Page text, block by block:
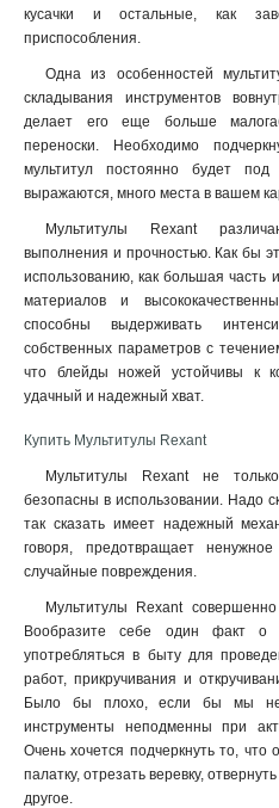
кусачки и остальные, как
приспособления.
Одна из особенностей
складывания инструментов
делает его еще больше
переноски. Необходимо
мультитул постоянно будет
выражаются, много места в вашем
Мультитулы Rexant
выполнения и прочностью. Как бы
использованию, как большая часть
материалов и
способны выдерживать
собственных параметров с
что блейды ножей устойчивы к
удачный и надежный хват.
Купить Мультитулы Rexant
Мультитулы Rexant не
безопасны в использовании. Надо
так сказать имеет надежный
говоря, предотвращает
случайные повреждения
Мультитулы Rexant
Вообразите себе один факт о
употребляться в быту для
работ, прикручивания и
Было бы плохо, если бы мы не
инструменты неподменны при
Очень хочется подчеркнуть то, что
палатку, отрезать веревку,
другое.